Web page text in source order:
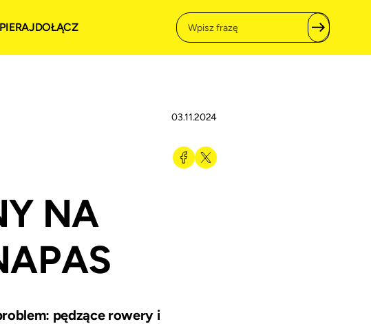
DOŁĄCZ
03.11.2024
NA
pędzące rowery i